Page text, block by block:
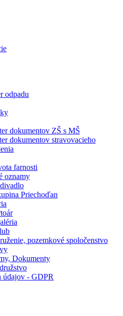
odpadu
dokumentov ZŠ s MŠ
dokumentov stravovacieho
farnosti
oznamy
Priechoďan
pozemkové spoločenstvo
Dokumenty
údajov - GDPR